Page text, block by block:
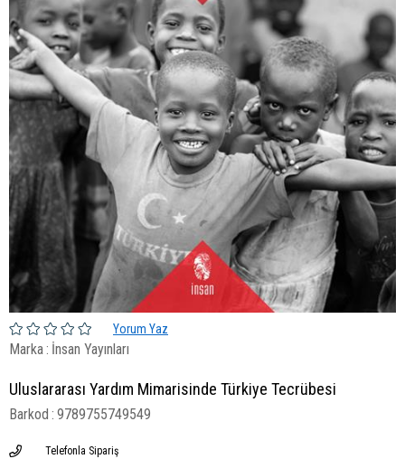
Yorum Yaz
Marka: İnsan Yayınları
Uluslararası Yardım Mimarisinde Türkiye Tecrübesi
Barkod : 9789755749549
Telefonla Sipariş